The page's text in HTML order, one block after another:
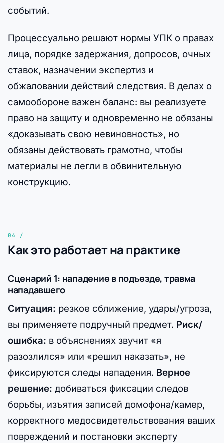
событий.
Процессуально решают нормы УПК о правах
лица, порядке задержания, допросов, очных
ставок, назначении экспертиз и
обжаловании действий следствия. В делах о
самообороне важен баланс: вы реализуете
право на защиту и одновременно не обязаны
«доказывать свою невиновность», но
обязаны действовать грамотно, чтобы
материалы не легли в обвинительную
конструкцию.
Как это работает на практике
Сценарий 1: нападение в подъезде, травма
нападавшего
Ситуация: резкое сближение, удары/угроза,
вы применяете подручный предмет. Риск/
ошибка: в объяснениях звучит «я
разозлился» или «решил наказать», не
фиксируются следы нападения. Верное
решение: добиваться фиксации следов
борьбы, изъятия записей домофона/камер,
корректного медосвидетельствования ваших
повреждений и постановки эксперту